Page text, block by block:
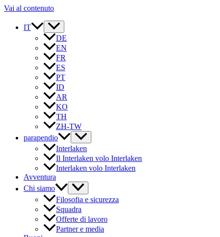
Vai al contenuto
IT
DE
EN
FR
ES
PT
ID
AR
KO
TH
ZH-TW
parapendio
Interlaken
Il Interlaken volo Interlaken
Interlaken volo Interlaken
Avventura
Chi siamo
Filosofia e sicurezza
Squadra
Offerte di lavoro
Partner e media